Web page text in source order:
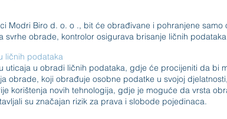
Modri Biro d. o. o ., bit će obrađivane i pohranjene samo
svrhe obrade, kontrolor osigurava brisanje ličnih
ličnih podataka
uticaja u obradi ličnih podataka, gdje će procijeniti da bi
obrade, koji obrađuje osobne podatke u svojoj
korištenja novih tehnologija, gdje je moguće da vrsta
su značajan rizik za prava i slobode pojedinaca.